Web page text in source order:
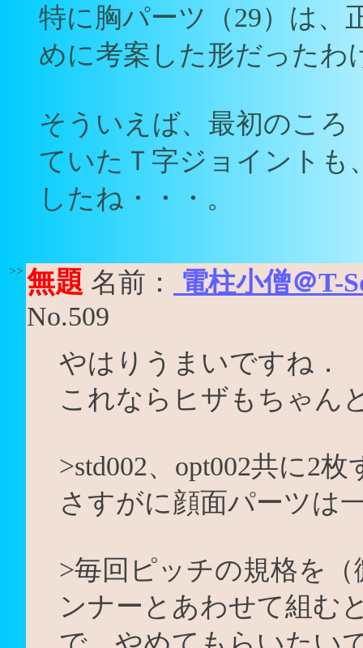
特に胸パーツ（29）は、
めに考案した形だったわ
そういえば、最初のころ
ていたＴ字ジョイントも
したね・・・。
>> 無題 名前：
電柱小僧＠T-
No.509
やはりうまいですね．
これならヒザもちゃん
>std002、opt002共に2
さすがに顔面パーツは
>毎回ピッチの規格を
ンナーとあわせて組む